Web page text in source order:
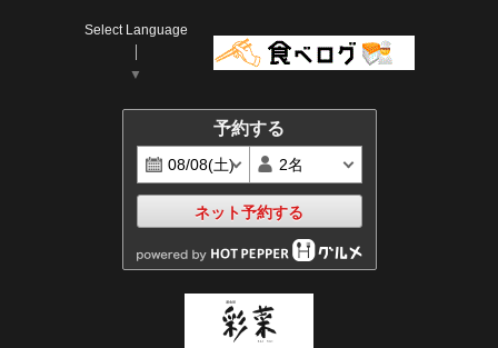
Select Language
▼
予約する
ネット予約する